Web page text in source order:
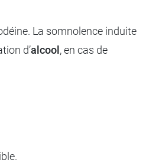
La somnolence induite
d’alcool , en cas de